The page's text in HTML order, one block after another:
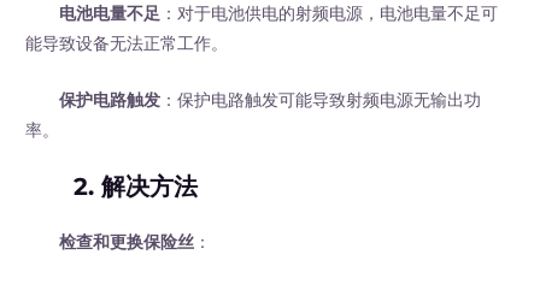
电池电量不足 ：对于电池供电的射频电源，电池电量不足可
能导致设备无法正常工作。
保护电路触发 ：保护电路触发可能导致射频电源无输出功
率。
2. 解决方法
检查和更换保险丝 ：